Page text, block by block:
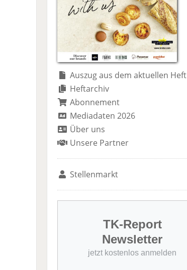
Auszug aus dem aktuellen Heft
Heftarchiv
Abonnement
Mediadaten 2026
Über uns
Unsere Partner
Stellenmarkt
TK-Report
Newsletter
jetzt kostenlos anmelden